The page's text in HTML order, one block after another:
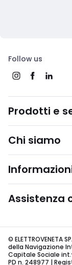
Follow us
Prodotti e
Chi siamo
Assistenza
© ELETTROVENETA
della Navigazione
Capitale Sociale
PD n. 248977 |